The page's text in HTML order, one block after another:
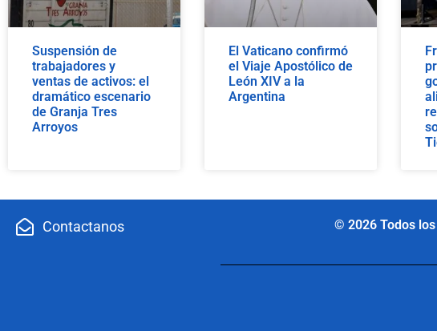
Suspensión de
trabajadores y
ventas de activos: el
dramático escenario
de Granja Tres
Arroyos
El Vaticano confirmó
el Viaje Apostólico de
León XIV a la
Argentina
Contactanos © 2026 Todos